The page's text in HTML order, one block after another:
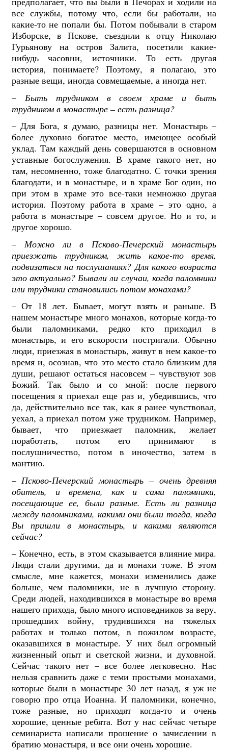
все службы, потому что, если бы работали, на
какие-то не попали бы. Потом побывали в старом
Изборске, в Пскове, съездили к отцу Николаю
Гурьянову на остров Залита, посетили какие-
нибудь часовни, источники. То есть другая
история, понимаете? Поэтому, я полагаю, это
разные вещи, иногда совмещаемые, а иногда нет.
– Быть трудником в своем храме и быть
трудником в монастыре – есть разница?
– Для Бога, я думаю, разницы нет. Монастырь –
более духовно богатое место, имеющее особый
уклад. Там каждый день совершаются в основном
уставные богослужения. В храме такого нет, но
там, несомненно, тоже благодатно. С точки зрения
благодати, и в монастыре, и в храме Бог один, но
при этом в храме это все-таки немножко другая
история. Поэтому работа в храме – это одно, а
работа в монастыре – совсем другое. Но и то, и
другое хорошо.
– Можно ли в Псково-Печерский монастырь
приезжать трудником, жить какое-то время,
подвизаться на послушаниях? Для какого возраста
это актуально? Бывали ли случаи, когда паломники
или трудники становились потом монахами?
– От 18 лет. Бывает, могут взять и раньше. В
нашем монастыре много монахов, которые когда-то
были паломниками, редко кто приходил в
монастырь, и его вскорости постригали. Обычно
люди, приезжая в монастырь, живут в нем какое-то
время и, осознав, что это место стало близким для
души, решают остаться насовсем – чувствуют зов
Божий. Так было и со мной: после первого
посещения я приехал еще раз и, убедившись, что
да, действительно все так, как я ранее чувствовал,
уехал, а приехал потом уже трудником. Например,
бывает, что приезжает паломник, желает
поработать, потом его принимают в
послушничество, потом в иночество, затем в
мантию.
–Псково-Печерский монастырь – очень древняя
обитель, и времена, как и сами паломники,
посещающие ее, были разные. Есть ли разница
между паломниками, какими они были тогда, когда
Вы пришли в монастырь, и какими являются
сейчас?
– Конечно, есть, в этом сказывается влияние мира.
Люди стали другими, да и монахи тоже. В этом
смысле, мне кажется, монахи изменились даже
больше, чем паломники, не в лучшую сторону.
Среди людей, находившихся в монастыре во время
нашего прихода, было много исповедников за веру,
прошедших войну, трудившихся на тяжелых
работах и только потом, в пожилом возрасте,
оказавшихся в монастыре. У них был огромный
жизненный опыт и светской жизни, и духовной.
Сейчас такого нет – все более легковесно. Нас
нельзя сравнить даже с теми простыми монахами,
которые были в монастыре 30 лет назад, я уж не
говорю про отца Иоанна. И паломники, конечно,
тоже разные, но приходят когда-то и очень
хорошие, ценные ребята. Вот у нас сейчас четыре
семинариста написали прошение о зачислении в
братию монастыря, и все они очень хорошие.